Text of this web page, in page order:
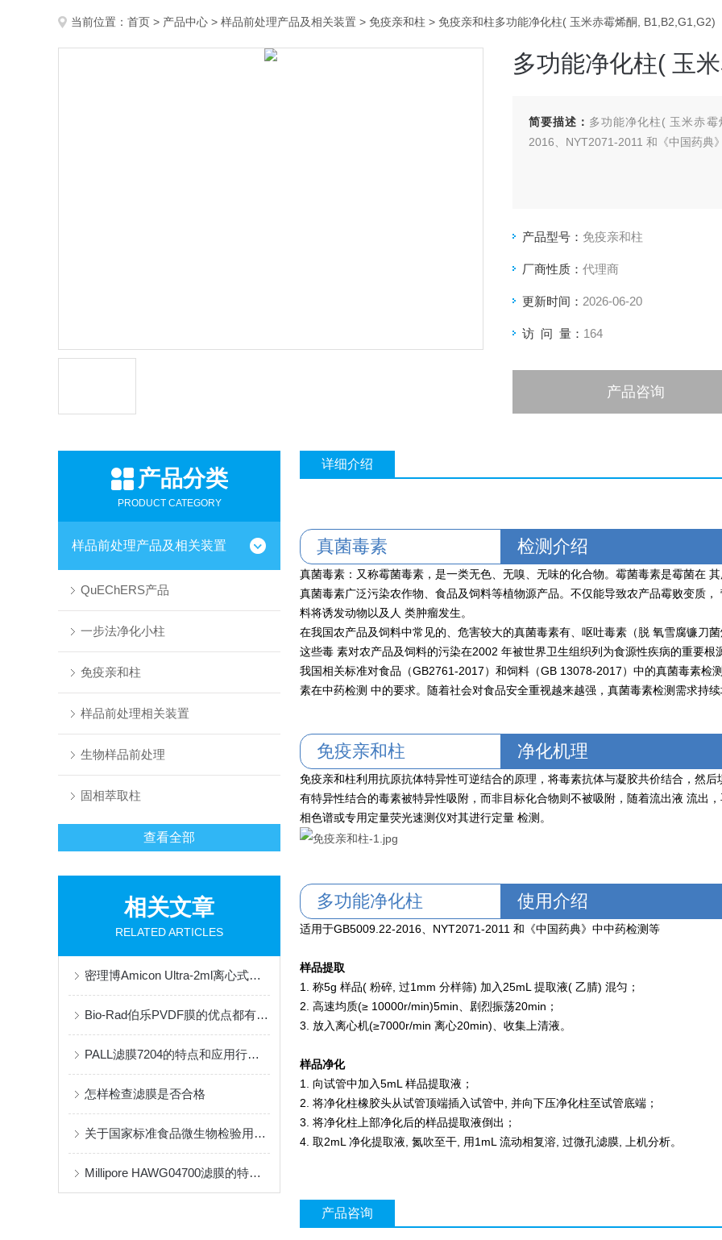
当前位置： 首页 > 产品中心 > 样品前处理产品及相关装置 > 免疫亲和柱 > 免疫亲和柱多功能净化柱( 玉米赤霉烯酮, B1,B2,G1,G2)
多功能净化柱( 玉
简要描述： 多功能净化柱( 玉米赤霉
2016、NYT2071-2011 和《中国药典
产品型号： 免疫亲和柱
厂商性质： 代理商
更新时间： 2026-06-20
访 问 量： 164
产品咨询
产品分类
PRODUCT CATEGORY
样品前处理产品及相关装置
QuEChERS产品
一步法净化小柱
免疫亲和柱
样品前处理相关装置
生物样品前处理
固相萃取柱
查看全部
相关文章
RELATED ARTICLES
密理博Amicon Ultra-2ml离心式超滤管：生物分子分离的精密工具
Bio-Rad伯乐PVDF膜的优点都有哪些？
PALL滤膜7204的特点和应用行业说明
怎样检查滤膜是否合格
关于国家标准食品微生物检验用培养基
Millipore HAWG04700滤膜的特性与优点是什么
详细介绍
真菌毒素 检测介绍
真菌毒素：又称霉菌毒素，是一类无色、无嗅、无味的化合物。霉菌毒素是霉菌在
真菌毒素广泛污染农作物、食品及饲料等植物源产品。不仅能导致农产品霉败变质
料将诱发动物以及人 类肿瘤发生。
在我国农产品及饲料中常见的、危害较大的真菌毒素有、呕吐毒素（脱 氧雪腐镰刀
这些毒 素对农产品及饲料的污染在2002 年被世界卫生组织列为食源性疾病的重要根
我国相关标准对食品（GB2761-2017）和饲料（GB 13078-2017）中的真菌毒素检
素在中药检测 中的要求。随着社会对食品安全重视越来越强，真菌毒素检测需求持
免疫亲和柱 净化机理
免疫亲和柱利用抗原抗体特异性可逆结合的原理，将毒素抗体与凝胶共价结合，然
有特异性结合的毒素被特异性吸附，而非目标化合物则不被吸附，随着流出液 流出
相色谱或专用定量荧光速测仪对其进行定量 检测。
多功能净化柱 使用介绍
适用于GB5009.22-2016、NYT2071-2011 和《中国药典》中中药检测等
样品提取
1. 称5g 样品( 粉碎, 过1mm 分样筛) 加入25mL 提取液( 乙腈) 混匀；
2. 高速均质(≥ 10000r/min)5min、剧烈振荡20min；
3. 放入离心机(≥7000r/min 离心20min)、收集上清液。
样品净化
1. 向试管中加入5mL 样品提取液；
2. 将净化柱橡胶头从试管顶端插入试管中, 并向下压净化柱至试管底端；
3. 将净化柱上部净化后的样品提取液倒出；
4. 取2mL 净化提取液, 氮吹至干, 用1mL 流动相复溶, 过微孔滤膜, 上机分析。
产品咨询